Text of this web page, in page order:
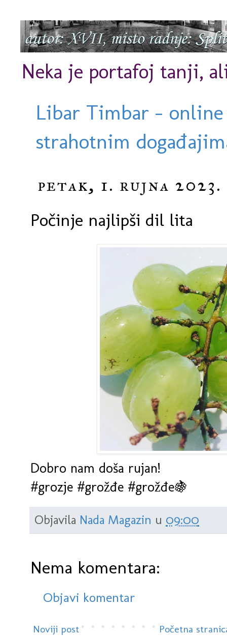
Neka je portafoj tanji,
Libar Timbar -
strahotnim
petak, 1. rujna 2023.
Počinje najlipši dil lita
Dobro nam doša rujan!
#grozje #grožđe #grožđe🍇
Objavila Nada Magazin u 09:00
Nema komentara:
Objavi komentar
Noviji post Početna